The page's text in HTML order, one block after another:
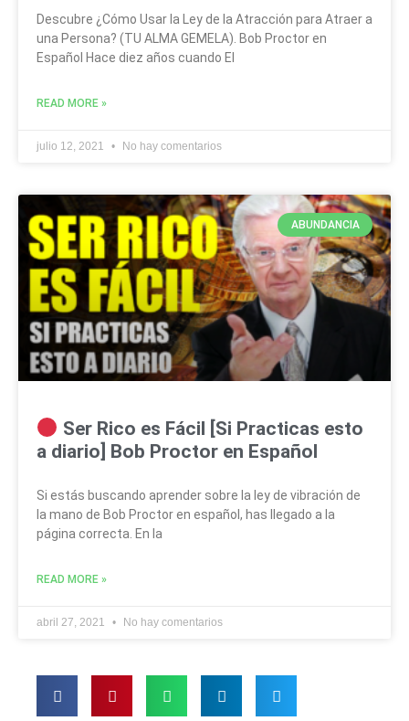
Descubre ¿Cómo Usar la Ley de la Atracción para Atraer a
una Persona? (TU ALMA GEMELA). Bob Proctor en
Español Hace diez años cuando El
READ MORE »
julio 12, 2021 No hay comentarios
ABUNDANCIA
Ser Rico es Fácil [Si Practicas esto
a diario] Bob Proctor en Español
Si estás buscando aprender sobre la ley de vibración de
la mano de Bob Proctor en español, has llegado a la
página correcta. En la
READ MORE »
abril 27, 2021 No hay comentarios